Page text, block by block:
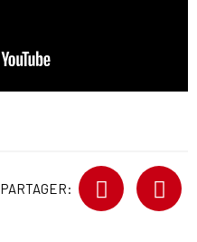
PARTAGER: